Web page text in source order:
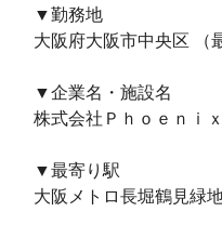
▼勤務地
大阪府大阪市中央区 （
▼企業名・施設名
株式会社Ｐｈｏｅｎｉ
▼最寄り駅
大阪メトロ長堀鶴見緑